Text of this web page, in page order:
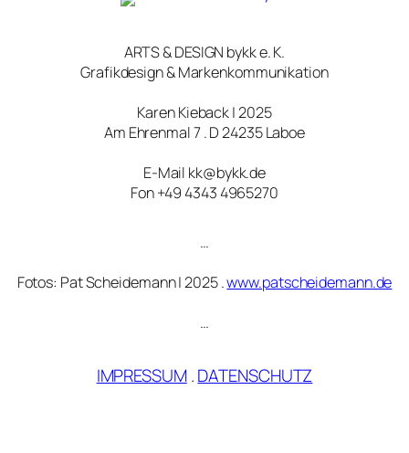
ARTS & DESIGN bykk e. K.
Grafikdesign & Markenkommunikation
Karen Kieback | 2025
Am Ehrenmal 7 . D 24235 Laboe
E-Mail kk@bykk.de
Fon +49 4343 4965270
…
Fotos: Pat Scheidemann | 2025 .www.patscheidemann.de
…
IMPRESSUM.DATENSCHUTZ